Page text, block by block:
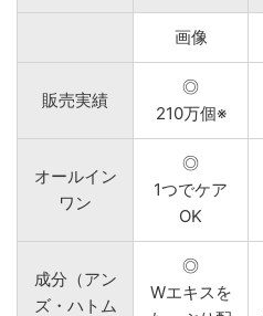
画像
販売実績
◎
210万個※
オールイン
ワン
◎
1つでケア
OK
成分（アン
ズ・ハトム
◎
Wエキスを